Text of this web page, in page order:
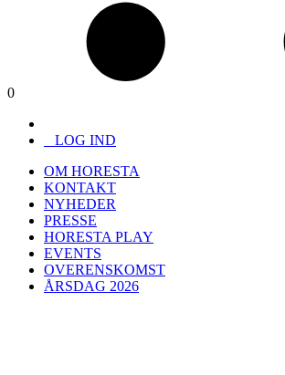
0
LOG IND
OM HORESTA
KONTAKT
NYHEDER
PRESSE
HORESTA PLAY
EVENTS
OVERENSKOMST
ÅRSDAG 2026